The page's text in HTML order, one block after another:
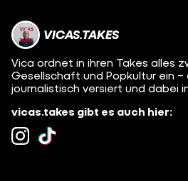
VICAS.TAKES
Vica ordnet in ihren Takes alles
Gesellschaft und Popkultur ein –
journalistisch versiert und dabei
vicas.takes gibt es auch hier: